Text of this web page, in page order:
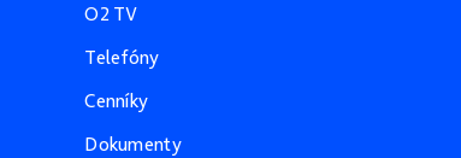
O2 TV
Telefóny
Cenníky
Dokumenty